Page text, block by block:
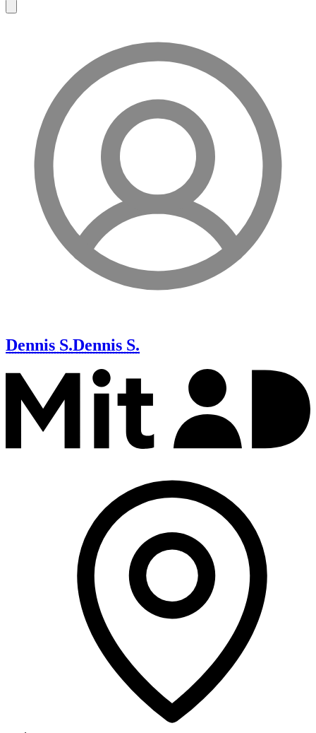
Dennis S.Dennis S.